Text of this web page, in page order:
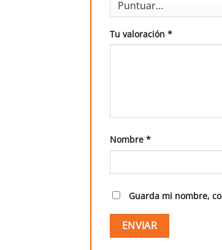
Tu valoración *
Nombre *
Guarda mi nombre,